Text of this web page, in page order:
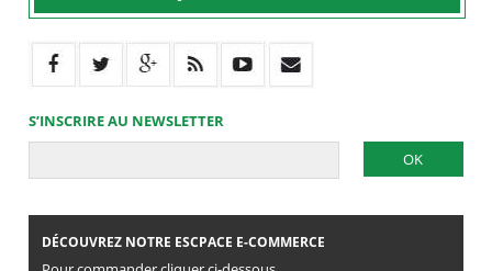
S’INSCRIRE AU NEWSLETTER
DÉCOUVREZ NOTRE ESCPACE E-COMMERCE